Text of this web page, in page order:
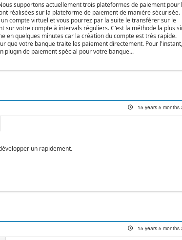
supportons actuellement trois plateformes de paiement pour
réalisées sur la plateforme de paiement de manière sécurisée.
compte virtuel et vous pourrez par la suite le transférer sur le
votre compte à intervals réguliers. C'est la méthode la plus
en quelques minutes car la création du compte est très rapide.
que votre banque traite les paiement directement. Pour l'instant,
plugin de paiement spécial pour votre banque...
15 years 5 months
un rapidement.
15 years 5 months